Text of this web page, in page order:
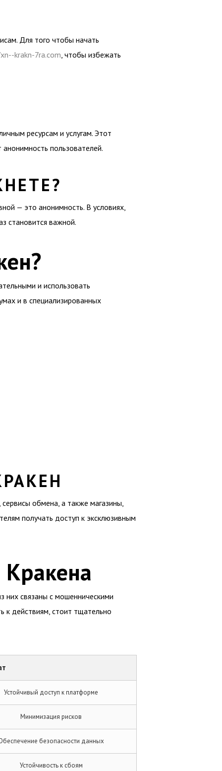
Для того чтобы начать
krakn-7ra.com , чтобы избежать
ресурсам и услугам. Этот
пользователей.
— это анонимность. В условиях,
становится важной.
и использовать
и в специализированных
обмена, а также магазины,
получать доступ к эксклюзивным
них связаны с мошенническими
к действиям, стоит тщательно
Устойчивый доступ к платформе
Минимизация рисков
безопасности данных
Устойчивость к сбоям